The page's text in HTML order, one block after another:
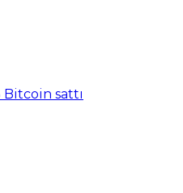
Bitcoin sattı